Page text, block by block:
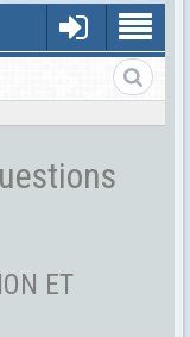
ET